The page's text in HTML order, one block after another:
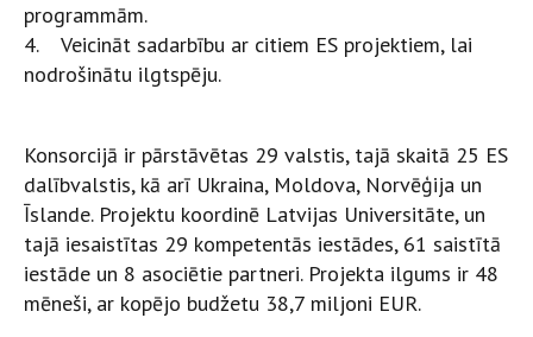
programmām.
4. Veicināt sadarbību ar citiem ES projektiem, lai
nodrošinātu ilgtspēju.
Konsorcijā ir pārstāvētas 29 valstis, tajā skaitā 25 ES
dalībvalstis, kā arī Ukraina, Moldova, Norvēģija un
Īslande. Projektu koordinē Latvijas Universitāte, un
tajā iesaistītas 29 kompetentās iestādes, 61 saistītā
iestāde un 8 asociētie partneri. Projekta ilgums ir 48
mēneši, ar kopējo budžetu 38,7 miljoni EUR.